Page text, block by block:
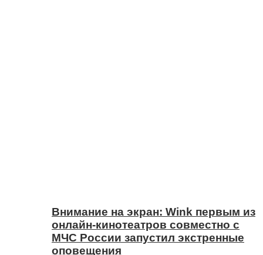
Внимание на экран: Wink первым из
онлайн-кинотеатров совместно с
МЧС России запустил экстренные
оповещения